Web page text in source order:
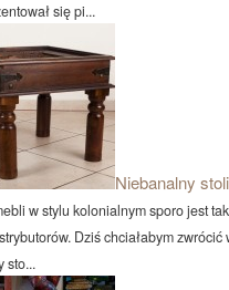
się pi...
Niebanalny
w stylu kolonialnym sporo jest
Dziś chciałabym
sto...